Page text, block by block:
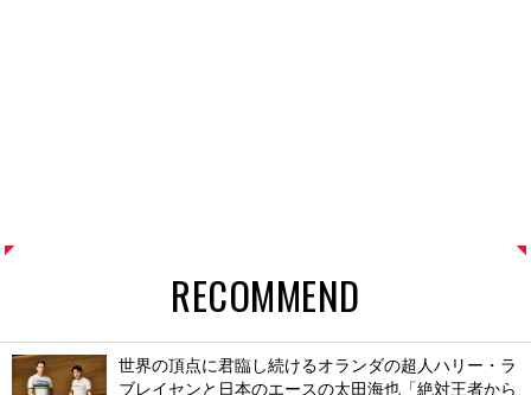
RECOMMEND
世界の頂点に君臨し続けるオランダの超人ハリー・ラ
ブレイセンと日本のエースの太田海也「絶対王者から